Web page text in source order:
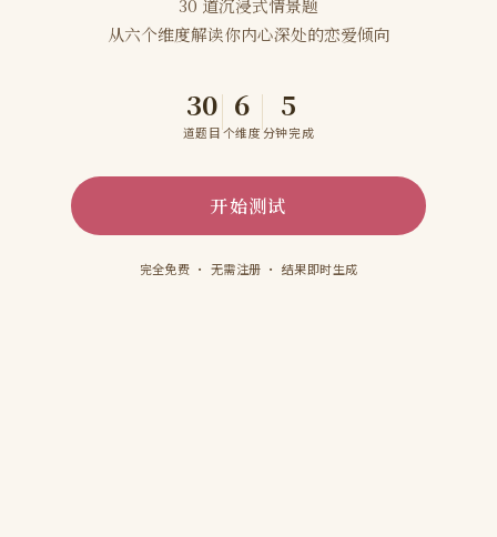
从六个维度解读你内心深处的恋爱倾向
30
道题目
6
个维度
5
分钟完成
开始测试
完全免费 · 无需注册 · 结果即时生成